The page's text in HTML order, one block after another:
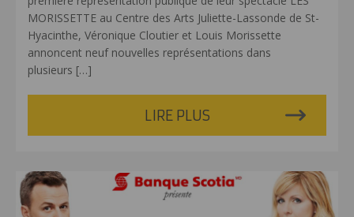
MORISSETTE au Centre des Arts Juliette-Lassonde de St-
Hyacinthe, Véronique Cloutier et Louis Morissette
annoncent neuf nouvelles représentations dans
plusieurs […]
LIRE PLUS